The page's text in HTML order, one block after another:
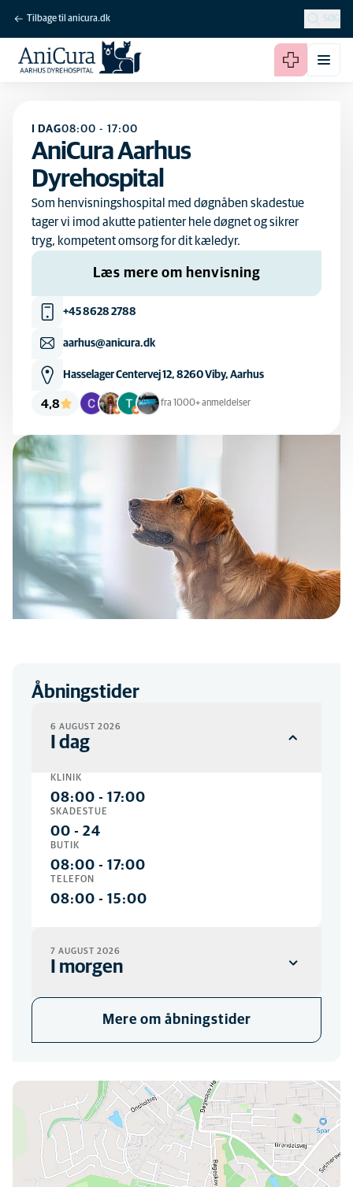
Tilbage til anicura.dk SØG
I DAG08:00 - 17:00
AniCura Aarhus
Dyrehospital
Som henvisningshospital med døgnåben skadestue
tager vi imod akutte patienter hele døgnet og sikrer
tryg, kompetent omsorg for dit kæledyr.
Læs mere om henvisning
+45 8628 2788
aarhus@anicura.dk
Hasselager Centervej 12, 8260 Viby, Aarhus
4,8 fra 1000+ anmeldelser
Åbningstider
6 AUGUST 2026
I dag
KLINIK
08:00 - 17:00
SKADESTUE
00 - 24
BUTIK
08:00 - 17:00
TELEFON
08:00 - 15:00
7 AUGUST 2026
I morgen
-17:00
08:00 -17:00
TELEFON
08:00-15:00
Mere om åbningstider
Du kan finde os her